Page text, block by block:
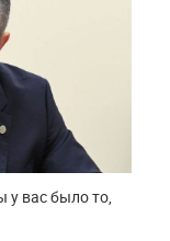
вас было то,